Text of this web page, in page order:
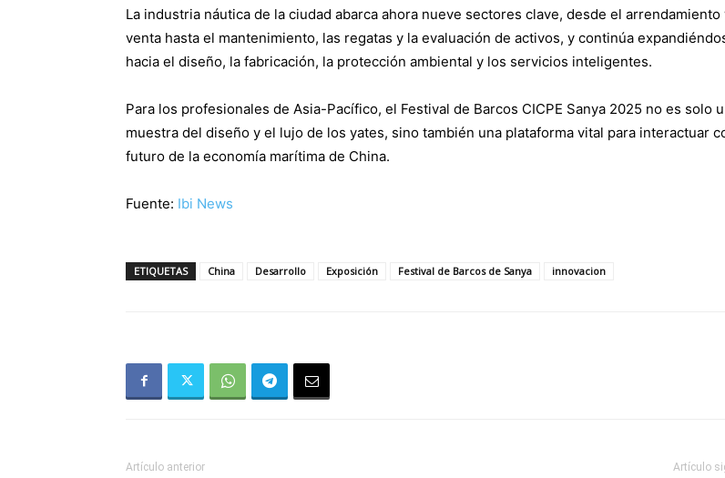
La industria náutica de la ciudad abarca ahora nueve sectores clave, desde el arrendamiento
venta hasta el mantenimiento, las regatas y la evaluación de activos, y continúa
hacia el diseño, la fabricación, la protección ambiental y los servicios inteligentes.
Para los profesionales de Asia-Pacífico, el Festival de Barcos CICPE Sanya 2025 no es solo
muestra del diseño y el lujo de los yates, sino también una plataforma vital para interactuar
futuro de la economía marítima de China.
Fuente: Ibi News
ETIQUETAS China Desarrollo Exposición Festival de Barcos de Sanya innovacion
Artículo anterior Artículo